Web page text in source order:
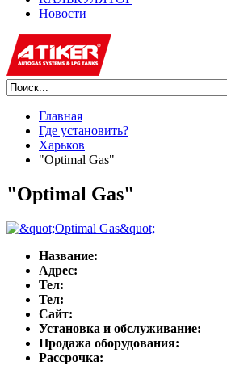
Новости
Главная
Где установить?
Харьков
"Optimal Gas"
"Optimal Gas"
Название:
Адрес:
Тел:
Тел:
Сайт:
Установка и обслуживание:
Продажа оборудования:
Рассрочка: